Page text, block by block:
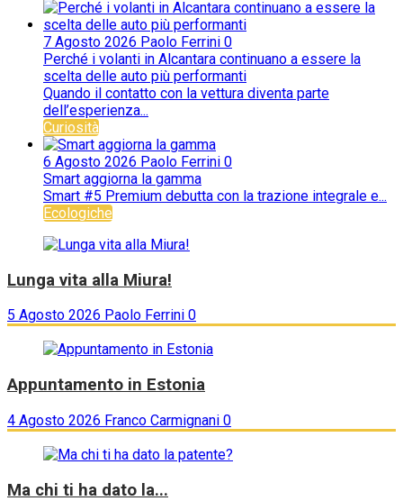
7 Agosto 2026 Paolo Ferrini 0
Perché i volanti in Alcantara continuano a essere la
scelta delle auto più performanti
Quando il contatto con la vettura diventa parte
dell’esperienza...
Curiosità
6 Agosto 2026 Paolo Ferrini 0
Smart aggiorna la gamma
Smart #5 Premium debutta con la trazione integrale e...
Ecologiche
Lunga vita alla Miura!
5 Agosto 2026 Paolo Ferrini 0
Appuntamento in Estonia
4 Agosto 2026 Franco Carmignani 0
Ma chi ti ha dato la...